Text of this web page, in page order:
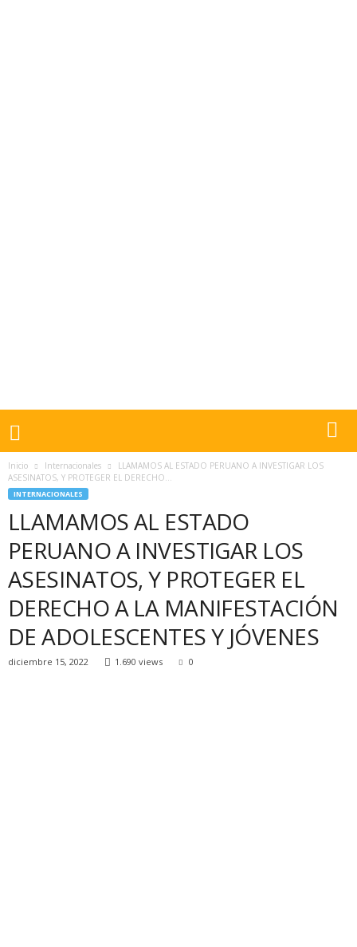
Inicio Internacionales
LLAMAMOS AL ESTADO PERUANO A INVESTIGAR LOS
ASESINATOS, Y PROTEGER EL DERECHO...
INTERNACIONALES
LLAMAMOS AL ESTADO
PERUANO A INVESTIGAR LOS
ASESINATOS, Y PROTEGER EL
DERECHO A LA MANIFESTACIÓN
DE ADOLESCENTES Y JÓVENES
diciembre 15, 2022 1.690 views 0